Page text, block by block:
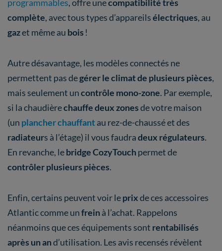
programmables, offre unecompatibilité très
complète, avec tous types d’appareilsélectriques, au
gazet même au bois !
Autre désavantage, les modèles connectés ne
permettent pas degérer le climat de plusieurs pièces,
mais seulement uncontrôle mono-zone. Par exemple,
si la chaudièrechauffe deux zonesde votre maison
(un plancher chauffantau rez-de-chaussé et des
radiateurs à l’étage) il vous faudradeux régulateurs.
En revanche, lebridge CozyTouchpermet de
contrôler plusieurs pièces.
Enfin, certains peuvent voir leprixde ces accessoires
Atlantic comme unfreinà l’achat. Rappelons
néanmoins que ces équipements sont rentabilisés
après un and’utilisation. Les avis recensés révèlent